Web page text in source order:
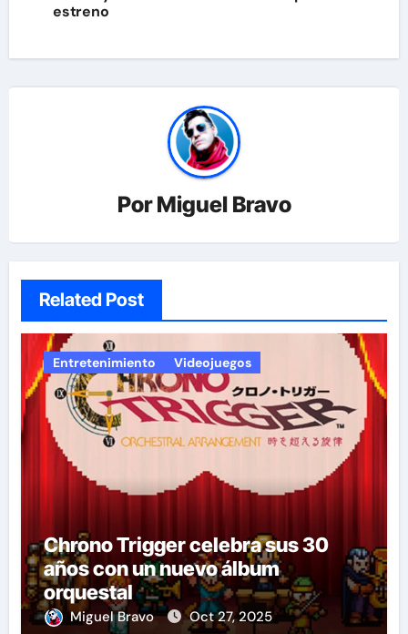
estreno
PorMiguel Bravo
Related Post
Entretenimiento Videojuegos
Chrono Trigger celebra sus 30
años con un nuevo álbum
orquestal
Miguel Bravo Oct 27, 2025